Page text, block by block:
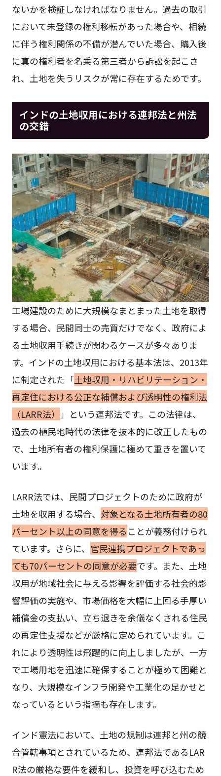
ないかを検証しなければなりません。過去の取引
において未登録の権利移転があった場合や、相続
に伴う権利関係の不備が潜んでいた場合、購入後
に真の権利者を名乗る第三者から訴訟を起こさ
れ、土地を失うリスクが常に存在するためです。
インドの土地収用における連邦法と州法
の交錯
工場建設のために大規模なまとまった土地を取得
する場合、民間同士の売買だけでなく、政府によ
る土地収用手続きが関わるケースが多々ありま
す。インドの土地収用における基本法は、2013年
に制定された「土地収用・リハビリテーション・
再定住における公正な補償および透明性の権利法
（LARR法）
」という連邦法です。この法律は、
過去の植民地時代の法律を抜本的に改正したもの
で、土地所有者の権利保護に極めて重きを置いて
います。
LARR法では、民間プロジェクトのために政府が
土地を収用する場合、 対象となる土地所有者の80
パーセント以上の同意を得る ことが義務付けられ
ています。さらに、 官民連携プロジェクトであっ
ても70パーセントの同意が必要です。また、土地
収用が地域社会に与える影響を評価する社会的影
響評価の実施や、市場価格を大幅に上回る手厚い
補償金の支払い、立ち退きを余儀なくされる住民
の再定住支援などが厳格に定められています。こ
れにより透明性は飛躍的に向上しましたが、一方
で工場用地を迅速に確保することが極めて困難と
なり、大規模なインフラ開発や工業化の足かせと
なっているという指摘も存在します。
インド憲法において、土地の規制は連邦と州の競
合管轄事項とされているため、連邦法であるLAR
R法の厳格な要件を緩和し、投資を呼び込むため